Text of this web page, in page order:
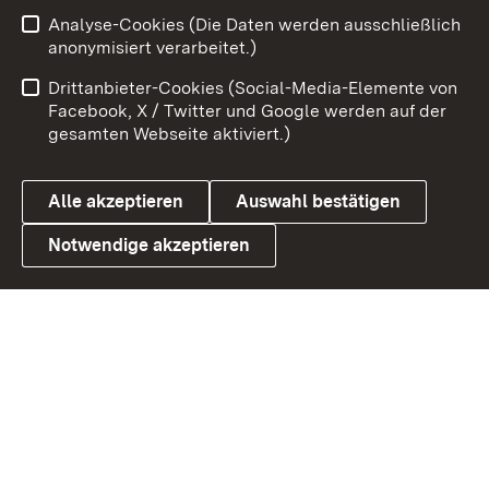
Link zum Landesportal
Impressum
Kontakt
Barrierefreiheit
Datenschutz
Cookies
Analyse-Cookies (Die Daten werden ausschließlich
anonymisiert verarbeitet.)
Drittanbieter-Cookies (Social-Media-Elemente von
Facebook, X / Twitter und Google werden auf der
gesamten Webseite aktiviert.)
Alle akzeptieren Auswahl bestätigen
Notwendige akzeptieren